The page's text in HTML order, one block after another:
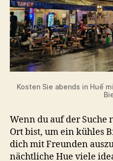
Kosten Sie abends in Huế
Wenn du auf der
Ort bist, um ein kühles
dich mit Freunden
nächtliche Hue viele